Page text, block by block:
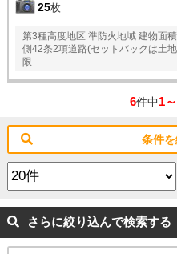
25枚
第3種高度地区 準防火地域 建物面
側42条2項道路(セットバックは土
限
6件中1
条件
さらに絞り込んで検索する